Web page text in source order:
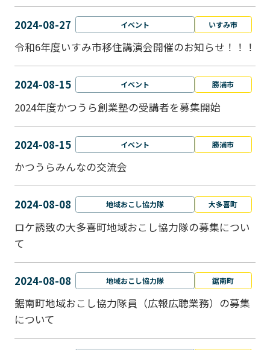
2024-08-27 イベント いすみ市
令和6年度いすみ市移住講演会開催のお知らせ！！！
2024-08-15 イベント 勝浦市
2024年度かつうら創業塾の受講者を募集開始
2024-08-15 イベント 勝浦市
かつうらみんなの交流会
2024-08-08 地域おこし協力隊 大多喜町
ロケ誘致の大多喜町地域おこし協力隊の募集につい
て
2024-08-08 地域おこし協力隊 鋸南町
鋸南町地域おこし協力隊員（広報広聴業務）の募集
について